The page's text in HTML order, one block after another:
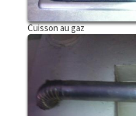
Cuisson au gaz